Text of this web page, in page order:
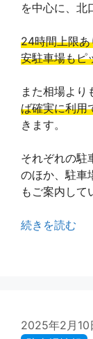
を中心に、北
24時間上限
安駐車場もピ
また相場より
ば確実に利用
きます。
それぞれの駐
のほか、駐車
もご案内して
続きを読む
2025年2月10